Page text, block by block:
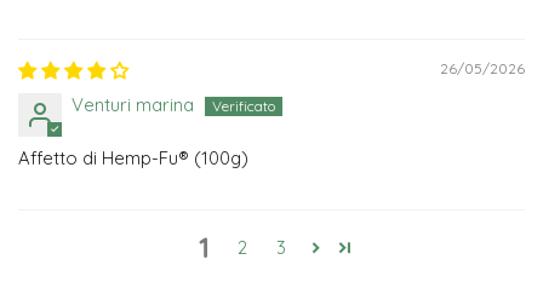
26/05/2026
Venturi marina
Affetto di Hemp-Fu® (100g)
1 2 3